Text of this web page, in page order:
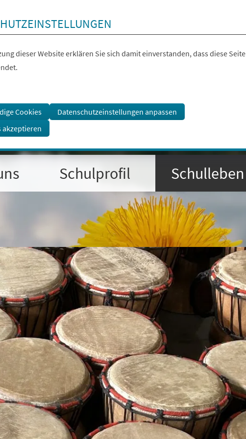
dieser Website erklären Sie sich damit einverstanden, dass diese Seite
Cookies
Datenschutzeinstellungen anpassen
akzeptieren
Schulprofil Schulleben